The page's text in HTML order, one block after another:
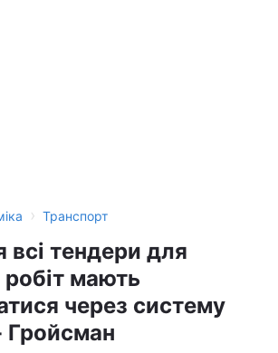
› Транспорт
всі тендери для
мають
через систему
Гройсман